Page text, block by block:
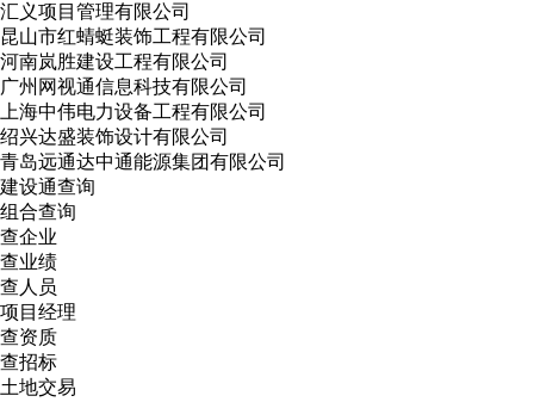
汇义项目管理有限公司
昆山市红蜻蜓装饰工程有限公司
河南岚胜建设工程有限公司
广州网视通信息科技有限公司
上海中伟电力设备工程有限公司
绍兴达盛装饰设计有限公司
青岛远通达中通能源集团有限公司
建设通查询
组合查询
查企业
查业绩
查人员
项目经理
查资质
查招标
土地交易